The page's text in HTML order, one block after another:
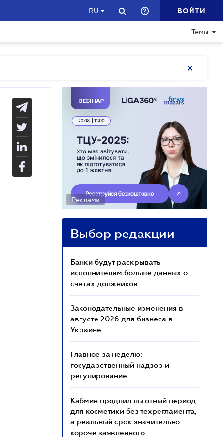
RU ВОЙТИ
Темы
Реклама
Выбор редакции
Банки будут раскрывать
исполнителям больше данных о
счетах должников
Законодательные изменения в
августе 2026 для бизнеса в
Украине
Главное за неделю:
государственный надзор и
регулирование
Кабмин продлил льготный период
для косметики без техрегламента,
а реальный срок значительно
короче заявленного